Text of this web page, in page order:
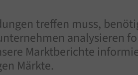
treffen muss,
analysieren
Marktberichte
Märkte.